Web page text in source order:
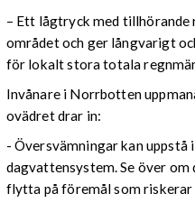
– Ett lågtryck med tillhörande
området och ger långvarigt
för lokalt stora totala
Invånare i Norrbotten
ovädret drar in:
- Översvämningar kan uppstå
dagvattensystem. Se över om
flytta på föremål som riskerar